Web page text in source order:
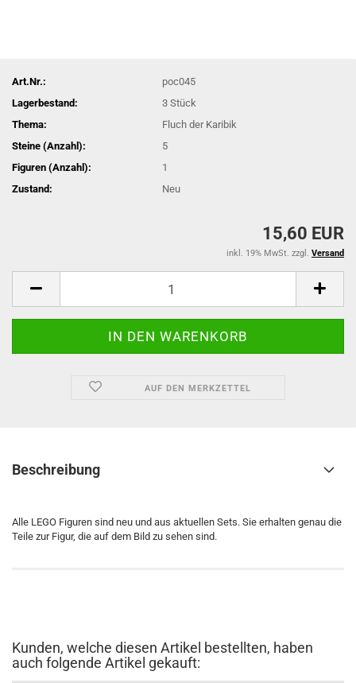
Art.Nr.:
poc045
Lagerbestand:
3Stück
Thema:
Fluch der Karibik
Steine (Anzahl):
5
Figuren (Anzahl):
1
Zustand:
Neu
15,60 EUR
inkl. 19% MwSt. zzgl. Versand
AUF DEN MERKZETTEL
Beschreibung
Alle LEGO Figuren sind neu und aus aktuellen Sets. Sie erhalten genau die
Teile zur Figur, die auf dem Bild zu sehen sind.
Kunden, welche diesen Artikel bestellten, haben
auch folgende Artikel gekauft: